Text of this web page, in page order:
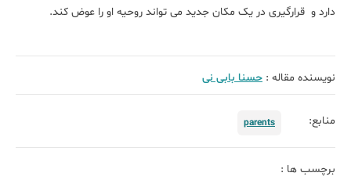
دارد و قرارگیری در یک مکان جدید می تواند روحیه او را عوض کند.
نویسنده مقاله : حسنا بابی نی
منابع: parents
برچسب ها :